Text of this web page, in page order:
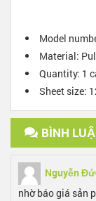
Model
Material:
Quantity: 1
Sheet size:
BÌNH
Nguyễn
nhờ báo giá sản